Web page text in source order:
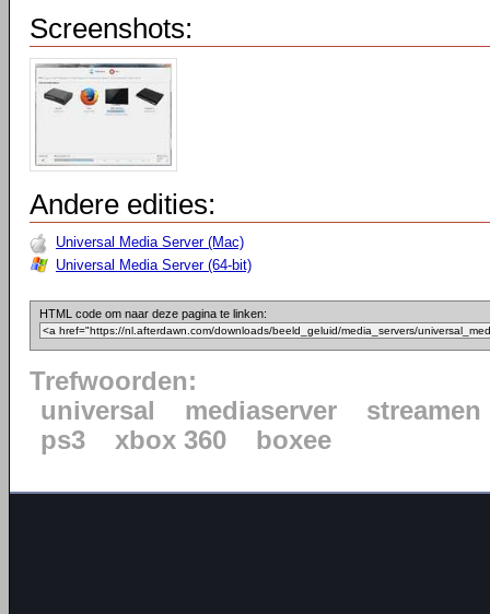
Screenshots:
Andere edities:
Universal Media Server (Mac)
Universal Media Server (64-bit)
HTML code om naar deze pagina te linken:
Trefwoorden:
universal
mediaserver
streamen
ps3
xbox 360 boxee